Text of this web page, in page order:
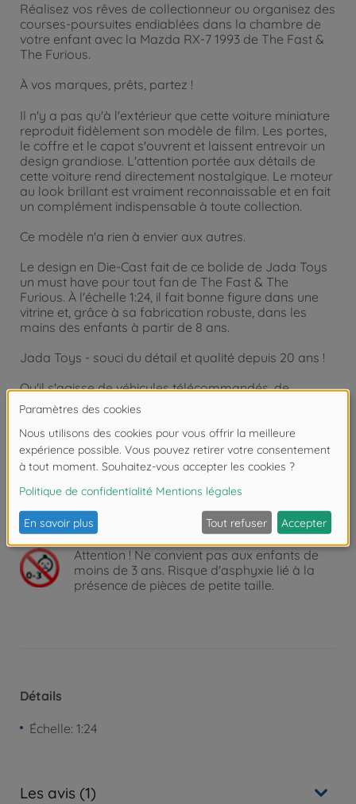
Réalisez vos rêves de collectionneur ou organisez des
courses-poursuites endiablées dans la chambre de
votre enfant avec la Mazda RX-7 1993 de The Fast &
The Furious.
À vos marques, prêts, partez !
Il n'y a pas qu'à l'extérieur que cette voiture miniature
reproduit fidèlement son modèle de film. Les portes,
le coffre et le capot s'ouvrent et laissent entrevoir un
design grandiose. L'attention portée aux détails de
cette voiture rend directement nostalgique. Le moteur
au look brillant est vraiment reconnaissable et en fait
un complément indispensable à toute collection.
Ce modèle n'a rien à envier aux autres.
Le design en Die-Cast fait de ce bolide de Jada Toys
un must have pour tout fan de The Fast & The
Furious. À l'échelle 1:24, il fait bonne figure dans une
vitrine et, grâce à sa fabrication robuste, dans les
mains des enfants à partir de 8 ans.
Jada Toys - souci du détail et qualité depuis 20 ans !
Qu'il s'agisse de véhicules télécommandés, de
figurines de jeu et d'action ou de modèles réduits de
grande qualité, Jada Toys enthousiasme depuis plus
de 20 ans les collectionneurs ambitieux comme les
enfants. Tous les produits Jada Toys sont fabriqués
selon les normes de qualité et de production les plus
à une étroite coopération avec de nombreux produits
dérivés sous licence, les produits Jada Toys sont
toujours à la pointe de la technologie.
Attention ! Ne convient pas aux enfants de
moins de 3 ans. Risque d'asphyxie lié à la
présence de pièces de petite taille.
Détails
Échelle: 1:24
Les avis (1)